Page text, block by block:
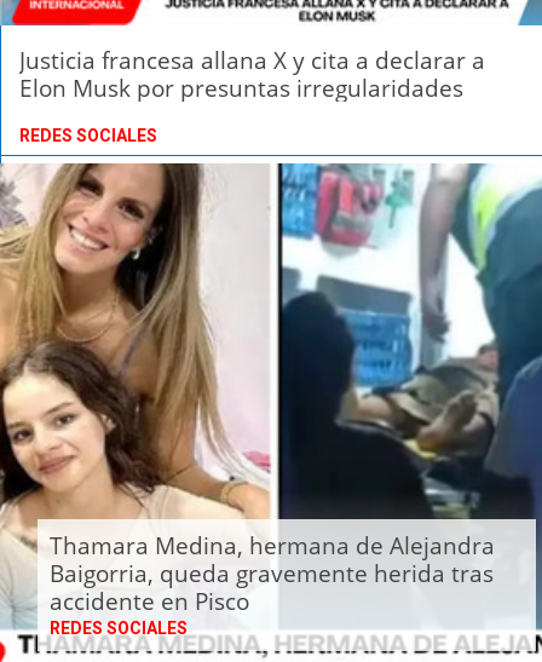
Justicia francesa allana X y cita a declarar a
Elon Musk por presuntas irregularidades
REDES SOCIALES
Thamara Medina, hermana de Alejandra
Baigorria, queda gravemente herida tras
accidente en Pisco
REDES SOCIALES